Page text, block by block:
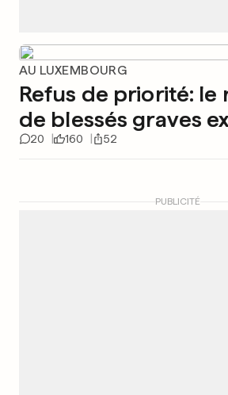
AU LUXEMBOURG
Refus de priorité: le
de blessés graves
20 160 52
PUBLICITÉ